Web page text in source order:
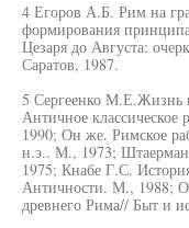
4 Егоров А.Б. Рим на
формирования
Цезаря до Августа:
Саратов, 1987.
5 Сергеенко
Античное классическое
1990; Он же. Римское
н.э.. М., 1973;
1975; Кнабе Г.С.
Античности. М., 1988;
древнего Рима// Быт и